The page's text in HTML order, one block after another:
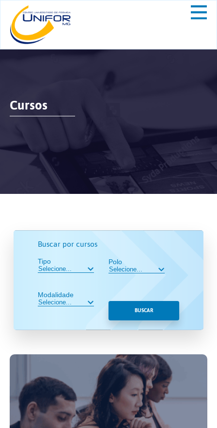
Cursos
Buscar por cursos
Tipo
Modalidade
Polo
BUSCAR